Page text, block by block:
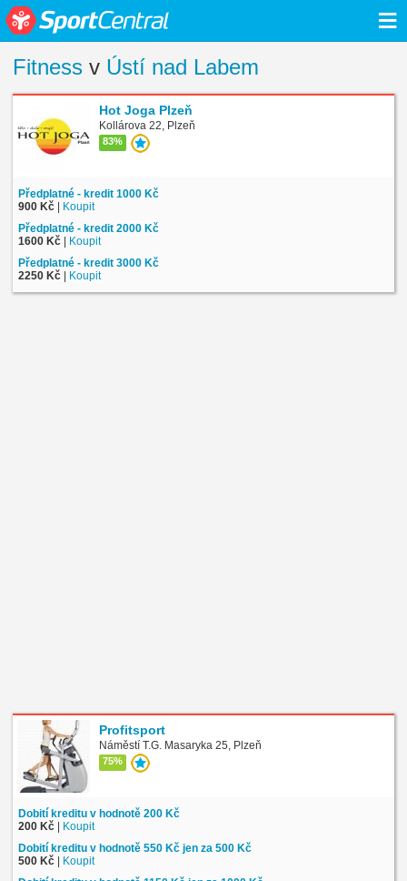
≡
Fitness v Ústí nad Labem
Hot Joga Plzeň
Kollárova 22, Plzeň
83%
Předplatné - kredit 1000 Kč
900 Kč | Koupit
Předplatné - kredit 2000 Kč
1600 Kč | Koupit
Předplatné - kredit 3000 Kč
2250 Kč | Koupit
Profitsport
Náměstí T.G. Masaryka 25, Plzeň
75%
Dobití kreditu v hodnotě 200 Kč
200 Kč | Koupit
Dobití kreditu v hodnotě 550 Kč jen za 500 Kč
500 Kč | Koupit